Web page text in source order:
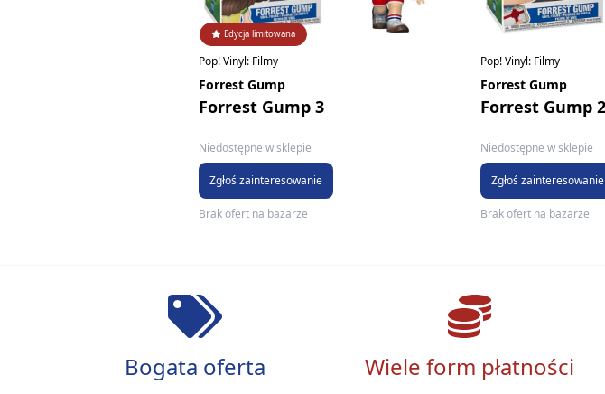
Edycja limitowana
Pop! Vinyl: Filmy
Forrest Gump
Forrest Gump 3
Niedostępne w sklepie
Zgłoś zainteresowanie
Brak ofert na bazarze
Pop! Vinyl: Filmy
Forrest Gump
Forrest Gump 2
Niedostępne w sklepie
Zgłoś zainteresowanie
Brak ofert na bazarze
Bogata oferta Wiele form płatności